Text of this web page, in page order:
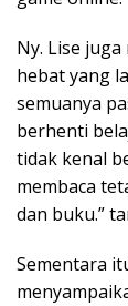
Ny. Lise
hebat yang
semuanya
berhenti
tidak kenal
membaca
dan buku.”
Sementara